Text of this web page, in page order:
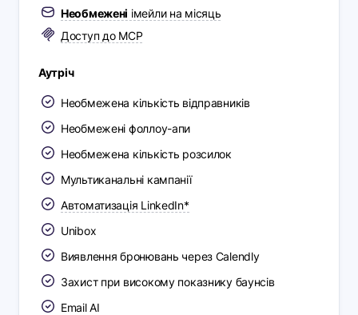
Необмежені імейли на місяць
Доступ до MCP
Аутріч
Необмежена кількість відправників
Необмежені фоллоу-апи
Необмежена кількість розсилок
Мультиканальні кампанії
Автоматизація LinkedIn*
Unibox
Виявлення бронювань через Calendly
Захист при високому показнику баунсів
Email AI